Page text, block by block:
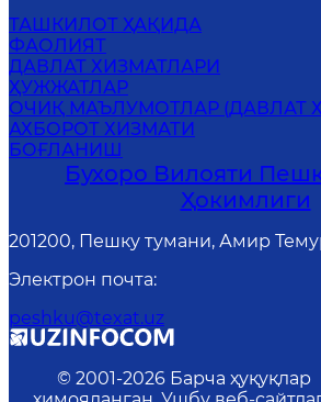
ТАШКИЛОТ ҲАҚИДА
ФАОЛИЯТ
ДАВЛАТ ХИЗМАТЛАРИ
ҲУЖЖАТЛАР
ОЧИҚ МАЪЛУМОТЛАР (ДАВЛАТ
АХБОРОТ ХИЗМАТИ
БОҒЛАНИШ
Бухоро Вилояти
Ҳокимлиги
201200, Пешку тумани, Амир
Электрон почта:
peshku@texat.uz
© 2001-2026 Барча ҳуқуқлар